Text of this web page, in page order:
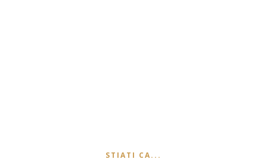
STIATI CA...